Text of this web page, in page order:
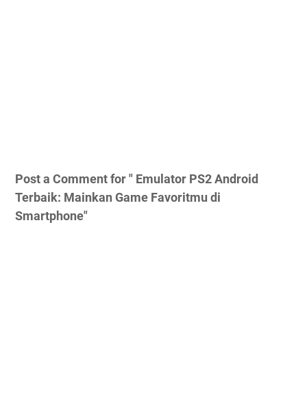
Post a Comment for " Emulator PS2 Android
Terbaik: Mainkan Game Favoritmu di
Smartphone"